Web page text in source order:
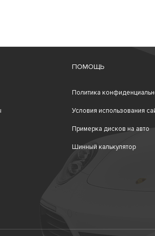
ПОМОЩЬ
Политика
Условия использования
Примерка дисков на авто
Шинный калькулятор